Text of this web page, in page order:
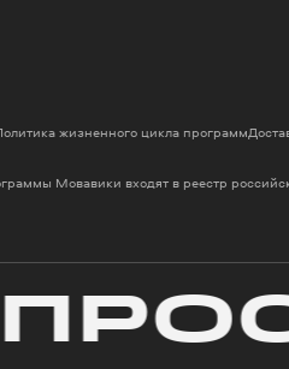
Мовавики входят в реестр
жизненного цикла программ